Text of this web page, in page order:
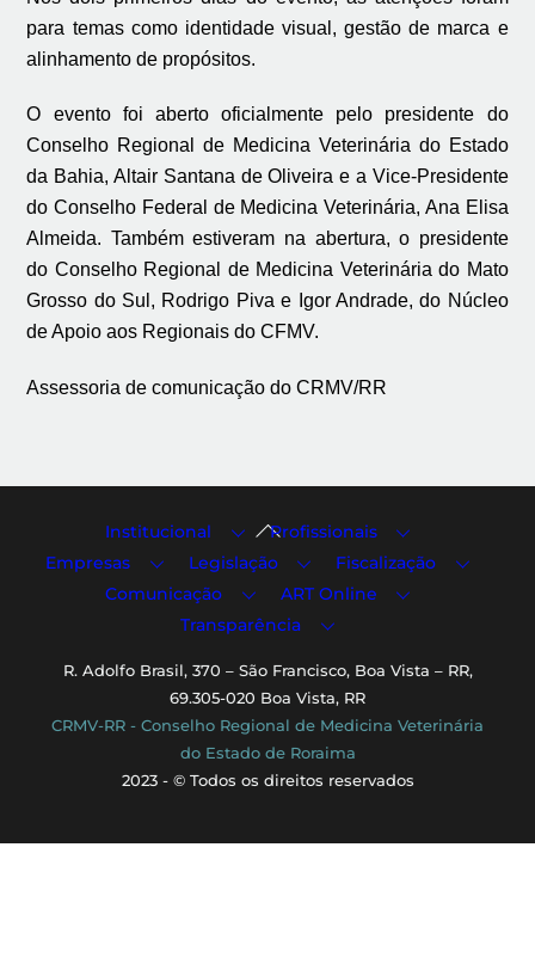
para temas como identidade visual, gestão de marca e
alinhamento de propósitos.
O evento foi aberto oficialmente pelo presidente do
Conselho Regional de Medicina Veterinária do Estado
da Bahia, Altair Santana de Oliveira e a Vice-Presidente
do Conselho Federal de Medicina Veterinária, Ana Elisa
Almeida. Também estiveram na abertura, o presidente
do Conselho Regional de Medicina Veterinária do Mato
Grosso do Sul, Rodrigo Piva e Igor Andrade, do Núcleo
de Apoio aos Regionais do CFMV.
Assessoria de comunicação do CRMV/RR
Back
To
Top
Institucional
Profissionais
Empresas
Legislação
Fiscalização
Comunicação
ART Online
Transparência
R. Adolfo Brasil, 370 – São Francisco, Boa Vista – RR,
69.305-020 Boa Vista, RR
CRMV-RR - Conselho Regional de Medicina Veterinária
do Estado de Roraima
2023 - © Todos os direitos reservados